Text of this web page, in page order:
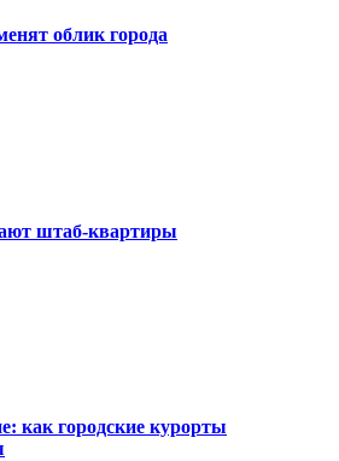
облик города
штаб-квартиры
как городские курорты